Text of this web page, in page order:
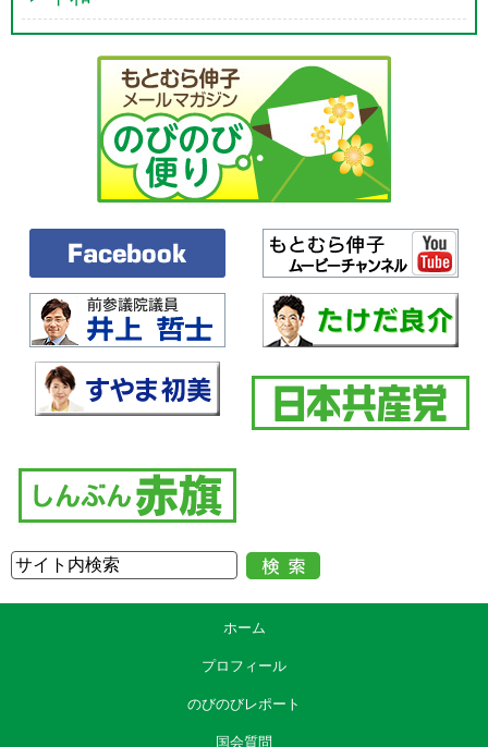
ホーム
プロフィール
のびのびレポート
国会質問